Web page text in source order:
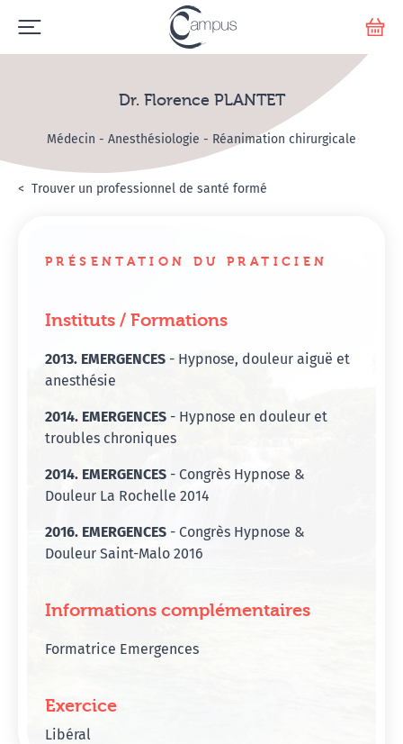
Dr. Florence PLANTET
Médecin - Anesthésiologie - Réanimation chirurgicale
Accueil
Annuaire Hypnosanté
Trouver un professionnel de santé formé
PRÉSENTATION DU PRATICIEN
Instituts / Formations
2013. EMERGENCES - Hypnose, douleur aiguë et
anesthésie
2014. EMERGENCES - Hypnose en douleur et
troubles chroniques
2014. EMERGENCES - Congrès Hypnose &
Douleur La Rochelle 2014
2016. EMERGENCES - Congrès Hypnose &
Douleur Saint-Malo 2016
Informations complémentaires
Formatrice Emergences
Exercice
Libéral